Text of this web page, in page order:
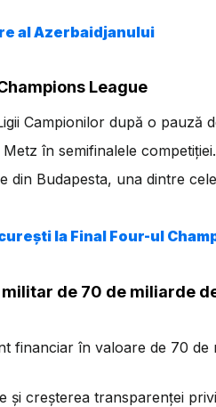
al Azerbaidjanului
League
Campionilor după o pauză
în semifinalele competiției.
Budapesta, una dintre
la Final Four-ul
de 70 de miliarde
financiar în valoare de 70 de
și creșterea transparenței